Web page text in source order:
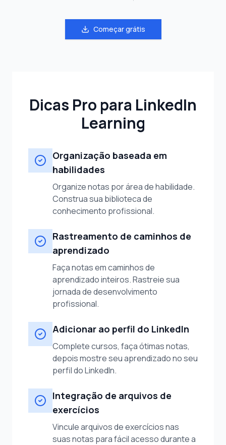
Começar grátis
Dicas Pro para LinkedIn
Learning
Organização baseada em
habilidades
Organize notas por área de habilidade.
Construa sua biblioteca de
conhecimento profissional.
Rastreamento de caminhos de
aprendizado
Faça notas em caminhos de
aprendizado inteiros. Rastreie sua
jornada de desenvolvimento
profissional.
Adicionar ao perfil do LinkedIn
Complete cursos, faça ótimas notas,
depois mostre seu aprendizado no seu
perfil do LinkedIn.
Integração de arquivos de
exercícios
Vincule arquivos de exercícios nas
suas notas para fácil acesso durante a